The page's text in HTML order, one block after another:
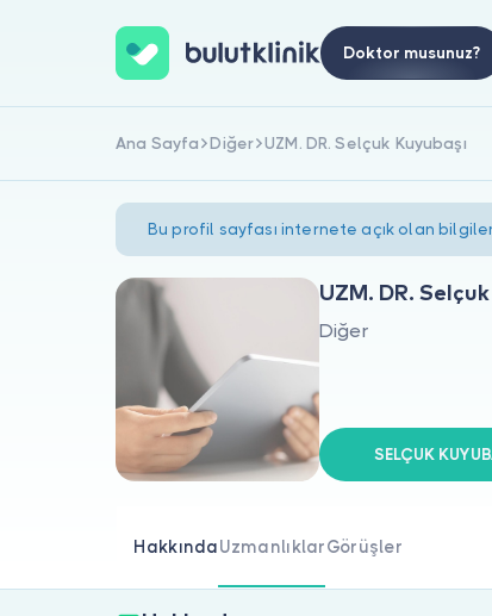
Doktor musunuz?
Ana Sayfa Diğer UZM. DR. Selçuk Kuyubaşı
Bu profil sayfası internete açık olan
UZM. DR.
Diğer
SELÇUK
HakkındaUzmanlıklarGörüşler